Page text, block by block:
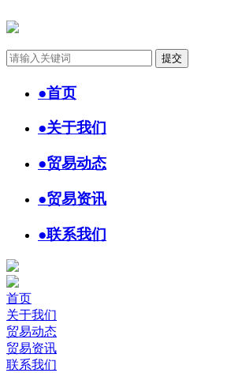
●首页
●关于我们
●贸易动态
●贸易资讯
●联系我们
首页
关于我们
贸易动态
贸易资讯
联系我们